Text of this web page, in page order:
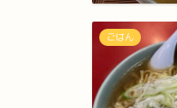
ごはん